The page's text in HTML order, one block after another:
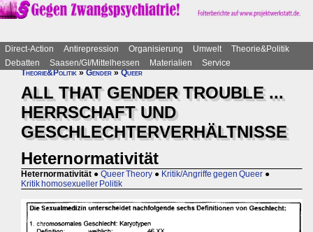
Direct-Action Antirepression Organisierung Umwelt
Theorie&Politik
Debatten
Saasen/GI/Mittelhessen Materialien
Service
Theorie&Politik»Gender»Queer
ALL THAT GENDER TROUBLE ...
HERRSCHAFT UND
GESCHLECHTERVERHÄLTNISSE
Heternormativität
Heternormativität ● Queer Theory ● Kritik/Angriffe gegen Queer ●
Kritik homosexueller Politik